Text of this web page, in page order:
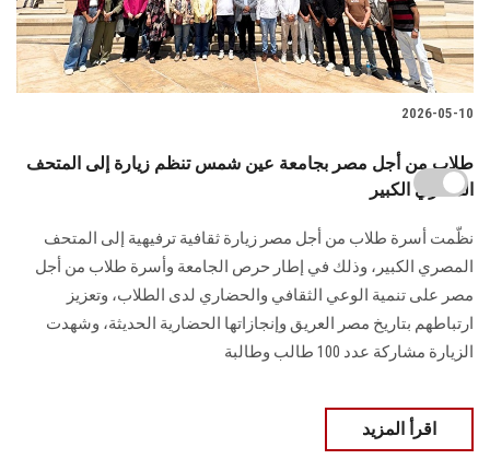
2026-05-10
طلاب من أجل مصر بجامعة عين شمس تنظم زيارة إلى المتحف
المصري الكبير
نظّمت أسرة طلاب من أجل مصر زيارة ثقافية ترفيهية إلى المتحف
المصري الكبير، وذلك في إطار حرص الجامعة وأسرة طلاب من أجل
مصر على تنمية الوعي الثقافي والحضاري لدى الطلاب، وتعزيز
ارتباطهم بتاريخ مصر العريق وإنجازاتها الحضارية الحديثة، وشهدت
الزيارة مشاركة عدد 100 طالب وطالبة
اقرأ المزيد